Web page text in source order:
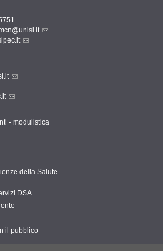
- modulistica
della Salute
DSA
il pubblico